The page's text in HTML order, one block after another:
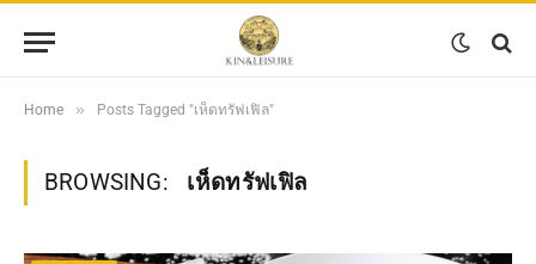
Home » Posts Tagged "เห็ดทรัฟเฟิล"
BROWSING: เห็ดทรัฟเฟิล